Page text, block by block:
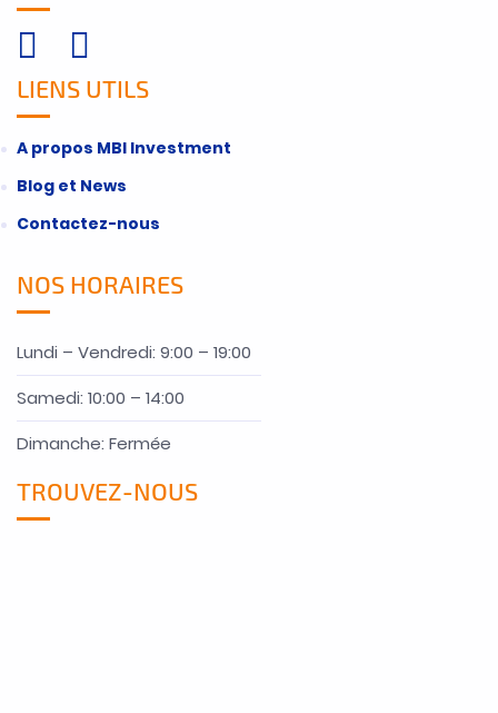
LIENS UTILS
A propos MBI Investment
Blog et News
Contactez-nous
NOS HORAIRES
Lundi – Vendredi: 9:00 – 19:00
Samedi: 10:00 – 14:00
Dimanche: Fermée
TROUVEZ-NOUS